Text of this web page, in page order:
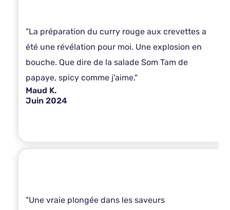
"La préparation du curry rouge aux crevettes a
été une révélation pour moi. Une explosion en
bouche. Que dire de la salade Som Tam de
papaye, spicy comme j'aime."
Maud K.
Juin 2024
"Une vraie plongée dans les saveurs